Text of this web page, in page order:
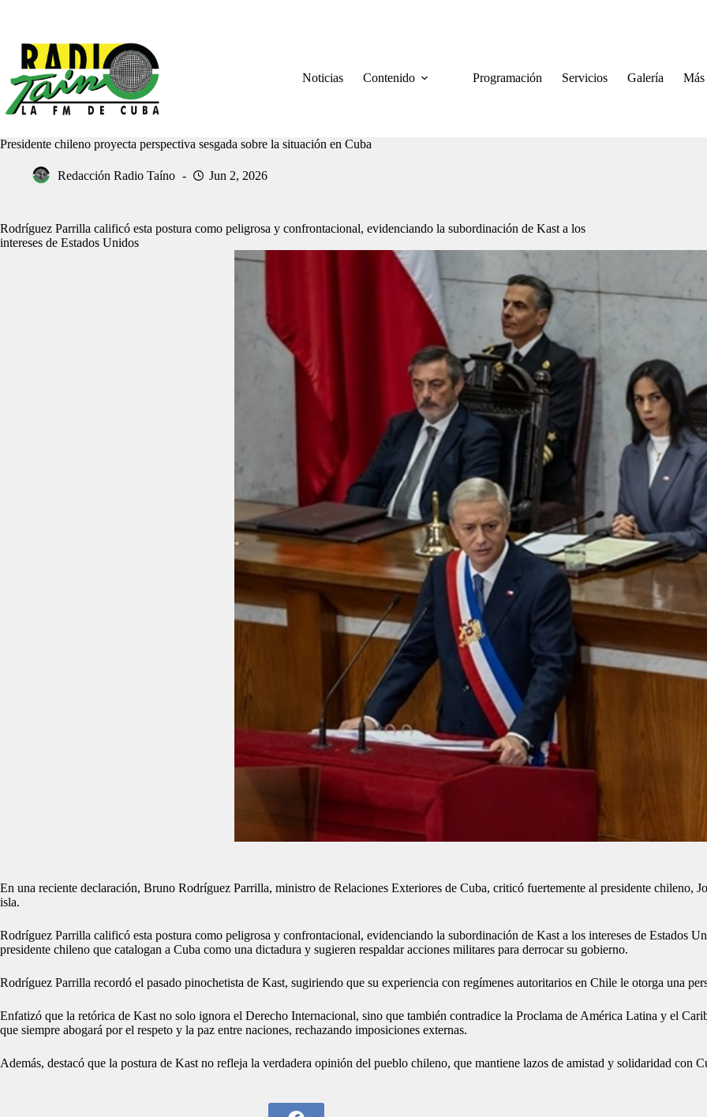
Noticias Contenido Programación Servicios Galería Más
Presidente chileno proyecta perspectiva sesgada sobre la situación en Cuba
Redacción Radio Taíno Jun 2, 2026
Rodríguez Parrilla calificó esta postura como peligrosa y confrontacional, evidenciando la subordinación de Kast a los
intereses de Estados Unidos
En una reciente declaración, Bruno Rodríguez Parrilla, ministro de Relaciones Exteriores de Cuba, criticó fuertemente al presidente chileno,
isla.
Rodríguez Parrilla calificó esta postura como peligrosa y confrontacional, evidenciando la subordinación de Kast a los intereses de Estados
presidente chileno que catalogan a Cuba como una dictadura y sugieren respaldar acciones militares para derrocar su gobierno.
Rodríguez Parrilla recordó el pasado pinochetista de Kast, sugiriendo que su experiencia con regímenes autoritarios en Chile le otorga una
Enfatizó que la retórica de Kast no solo ignora el Derecho Internacional, sino que también contradice la Proclama de América Latina y el
que siempre abogará por el respeto y la paz entre naciones, rechazando imposiciones externas.
Además, destacó que la postura de Kast no refleja la verdadera opinión del pueblo chileno, que mantiene lazos de amistad y solidaridad con